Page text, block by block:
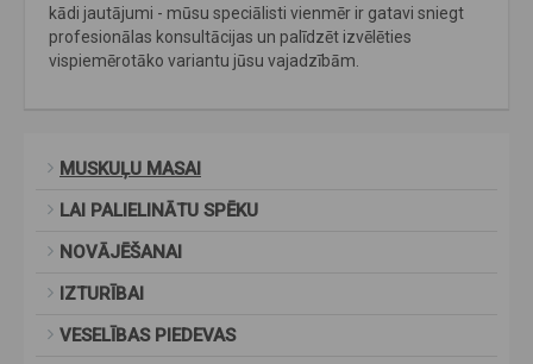
kādi jautājumi - mūsu speciālisti vienmēr ir gatavi sniegt
profesionālas konsultācijas un palīdzēt izvēlēties
vispiemērotāko variantu jūsu vajadzībām.
MUSKUĻU MASAI
LAI PALIELINĀTU SPĒKU
NOVĀJĒŠANAI
IZTURĪBAI
VESELĪBAS PIEDEVAS